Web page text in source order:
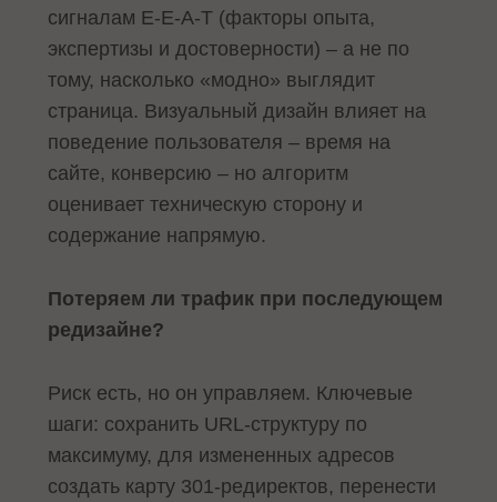
сигналам E-E-A-T (факторы опыта,
экспертизы и достоверности) – а не по
тому, насколько «модно» выглядит
страница. Визуальный дизайн влияет на
поведение пользователя – время на
сайте, конверсию – но алгоритм
оценивает техническую сторону и
содержание напрямую.
Потеряем ли трафик при последующем
редизайне?
Риск есть, но он управляем. Ключевые
шаги: сохранить URL-структуру по
максимуму, для измененных адресов
создать карту 301-редиректов, перенести